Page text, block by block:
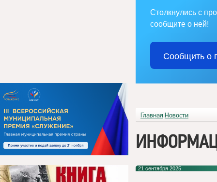
Столкнулись с
сообщите о ней!
Сообщить о
Главная Новости
21 сентября 2025